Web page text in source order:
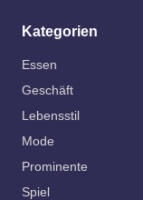
Kategorien
Essen
Geschäft
Lebensstil
Mode
Prominente
Spiel